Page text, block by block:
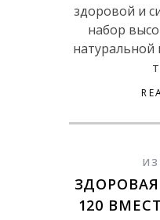
здоровой и
набор
натуральной
120